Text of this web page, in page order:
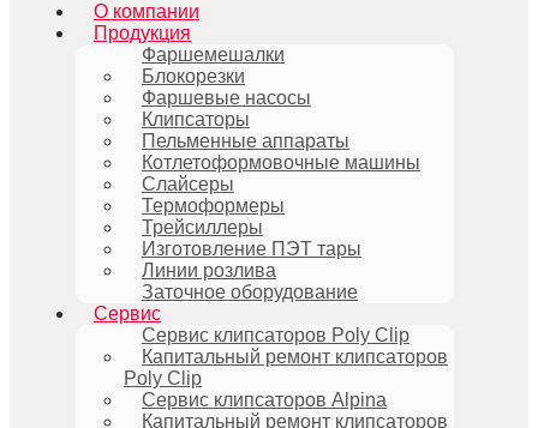
О компании
Продукция
Фаршемешалки
Блокорезки
Фаршевые насосы
Клипсаторы
Пельменные аппараты
Котлетоформовочные машины
Слайсеры
Термоформеры
Трейсиллеры
Изготовление ПЭТ тары
Линии розлива
Заточное оборудование
Сервис
Сервис клипсаторов Poly Clip
Капитальный ремонт клипсаторов
Poly Clip
Сервис клипсаторов Alpina
Капитальный ремонт клипсаторов